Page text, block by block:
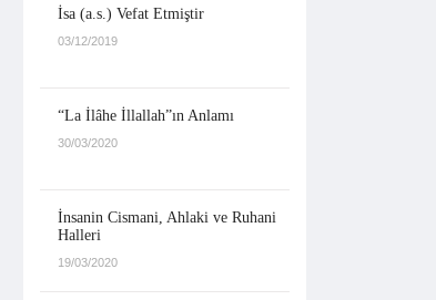
İsa (a.s.) Vefat Etmiştir
03/12/2019
“La İlâhe İllallah”ın Anlamı
30/03/2020
İnsanin Cismani, Ahlaki ve Ruhani
Halleri
19/03/2020